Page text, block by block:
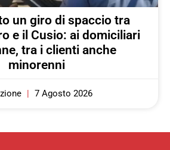
un giro di spaccio tra
e il Cusio: ai domiciliari
tra i clienti anche
minorenni
7 Agosto 2026